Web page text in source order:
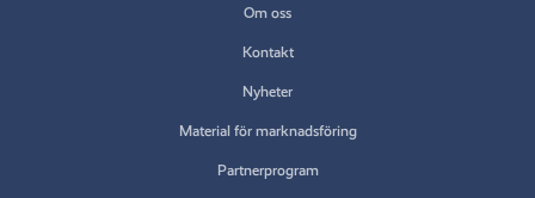
Om oss
Kontakt
Nyheter
Material för marknadsföring
Partnerprogram